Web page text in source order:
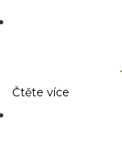
Čtěte více